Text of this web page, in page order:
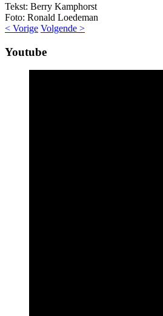
Tekst: Berry Kamphorst
Foto: Ronald Loedeman
< Vorige Volgende >
Youtube